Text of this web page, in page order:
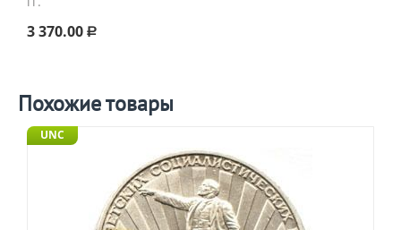
3 370.00 Р
Похожие товары
UNC